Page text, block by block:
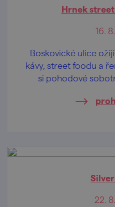
Hrnek
16.
Boskovické ulice
kávy, street foodu a
si pohodové
navíc se
22.